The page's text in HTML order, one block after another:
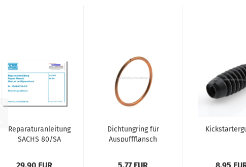
Reparaturanleitung
SACHS 80/SA
Dichtungring für
Auspuffflansch